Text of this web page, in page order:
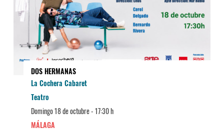
DOS HERMANAS
La Cochera Cabaret
Teatro
Domingo 18 de octubre -17:30 h
MÁLAGA